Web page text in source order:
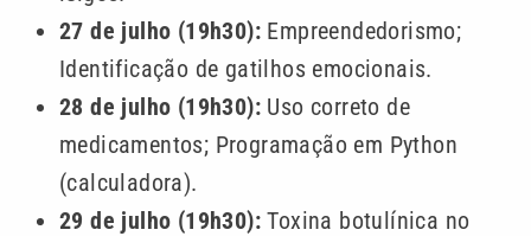
27 de julho (19h30): Empreendedorismo;
Identificação de gatilhos emocionais.
28 de julho (19h30): Uso correto de
medicamentos; Programação em Python
(calculadora).
29 de julho (19h30): Toxina botulínica no